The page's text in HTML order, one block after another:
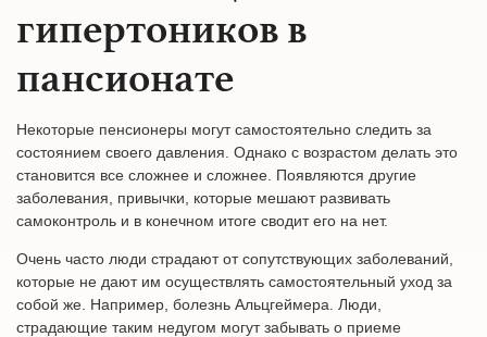
гипертоников в
пансионате
Некоторые пенсионеры могут самостоятельно следить за
состоянием своего давления. Однако с возрастом делать это
становится все сложнее и сложнее. Появляются другие
заболевания, привычки, которые мешают развивать
самоконтроль и в конечном итоге сводит его на нет.
Очень часто люди страдают от сопутствующих заболеваний,
которые не дают им осуществлять самостоятельный уход за
собой же. Например, болезнь Альцгеймера. Люди,
страдающие таким недугом могут забывать о приеме